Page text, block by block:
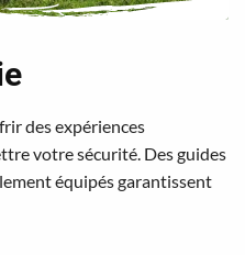
des expériences
votre sécurité. Des guides
équipés garantissent